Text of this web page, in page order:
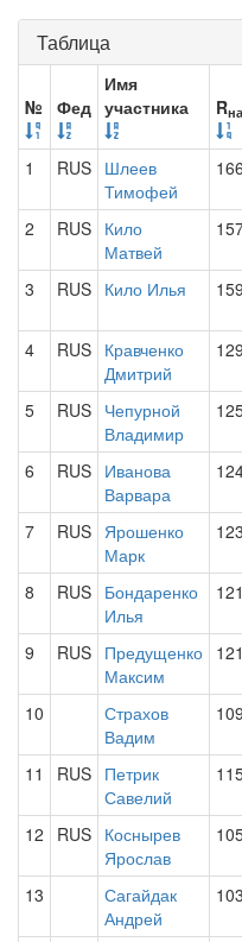
Таблица
№ Фед
Имя
участника
R
1
RUS Шлеев
Тимофей
2 RUS Кило
Матвей
3 RUS Кило Илья
4 RUS Кравченко
Дмитрий
5 RUS Чепурной
Владимир
6 RUS Иванова
Варвара
7 RUS Ярошенко
Марк
8 RUS Бондаренко
Илья
9 RUS Предущенко
Максим
10
Страхов
Вадим
11 RUS Петрик
Савелий
12 RUS Коснырев
Ярослав
13
Сагайдак
Андрей